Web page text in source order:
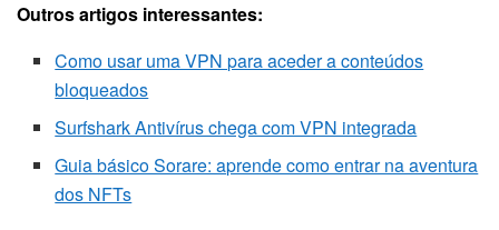
Outros artigos interessantes:
Como usar uma VPN para aceder a conteúdos
bloqueados
Surfshark Antivírus chega com VPN integrada
Guia básico Sorare: aprende como entrar na aventura
dos NFTs